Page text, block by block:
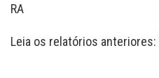
RA
Leia os relatórios anteriores: